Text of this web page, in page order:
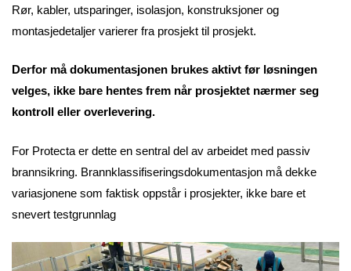
Rør, kabler, utsparinger, isolasjon, konstruksjoner og
montasjedetaljer varierer fra prosjekt til prosjekt.
Derfor må dokumentasjonen brukes aktivt før løsningen
velges, ikke bare hentes frem når prosjektet nærmer seg
kontroll eller overlevering.
For Protecta er dette en sentral del av arbeidet med passiv
brannsikring. Brannklassifiseringsdokumentasjon må dekke
variasjonene som faktisk oppstår i prosjekter, ikke bare et
snevert testgrunnlag